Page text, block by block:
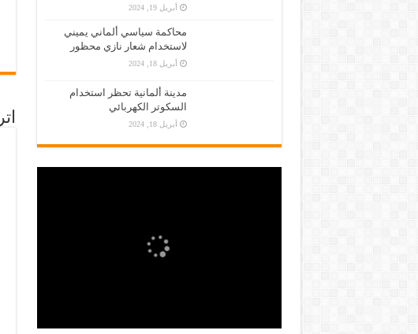
أبريل 19, 2024
محاكمة سياسي ألماني يميني
لاستخدام شعار نازي محظور
أبريل 18, 2024
مدينة ألمانية تحظر استخدام
السكوتر الكهربائي
أبريل 18, 2024